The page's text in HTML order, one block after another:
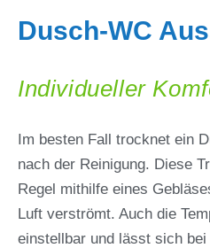
Dusch-WC
Individueller
Im besten Fall trocknet ein
nach der Reinigung. Diese
Regel mithilfe eines
Luft verströmt. Auch die
einstellbar und lässt sich